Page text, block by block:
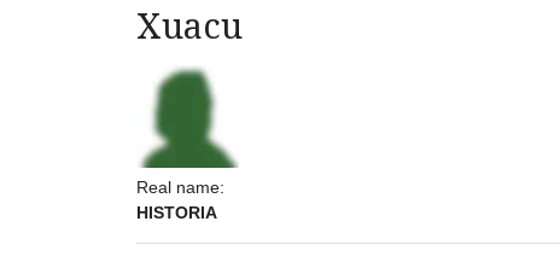
Xuacu
Real name:
HISTORIA